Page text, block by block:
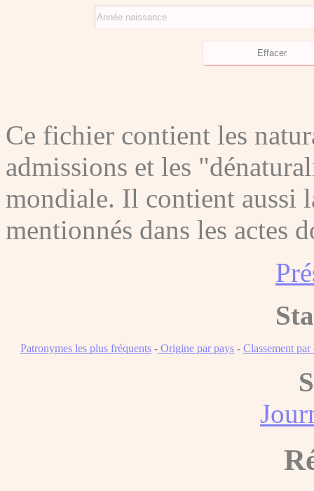
Ce fichier contient les
admissions et les
mondiale. Il contient aussi
mentionnés dans les actes
Patronymes les plus fréquents - Origine par pays - Classement par